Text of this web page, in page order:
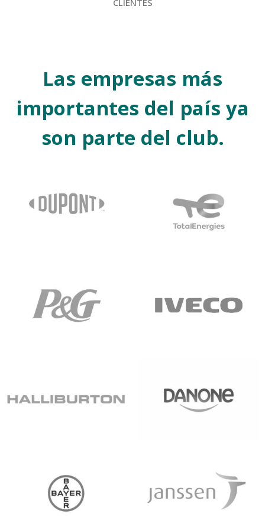
CLIENTES
Las empresas más
importantes del país ya
son parte del club.